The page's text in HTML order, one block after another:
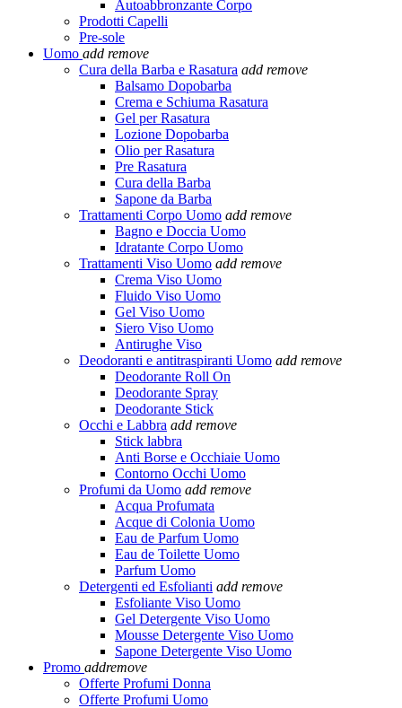
Autoabbronzante Corpo
Prodotti Capelli
Pre-sole
Uomo add remove
Cura della Barba e Rasatura add remove
Balsamo Dopobarba
Crema e Schiuma Rasatura
Gel per Rasatura
Lozione Dopobarba
Olio per Rasatura
Pre Rasatura
Cura della Barba
Sapone da Barba
Trattamenti Corpo Uomo add remove
Bagno e Doccia Uomo
Idratante Corpo Uomo
Trattamenti Viso Uomo add remove
Crema Viso Uomo
Fluido Viso Uomo
Gel Viso Uomo
Siero Viso Uomo
Antirughe Viso
Deodoranti e antitraspiranti Uomo add remove
Deodorante Roll On
Deodorante Spray
Deodorante Stick
Occhi e Labbra add remove
Stick labbra
Anti Borse e Occhiaie Uomo
Contorno Occhi Uomo
Profumi da Uomo add remove
Acqua Profumata
Acque di Colonia Uomo
Eau de Parfum Uomo
Eau de Toilette Uomo
Parfum Uomo
Detergenti ed Esfolianti add remove
Esfoliante Viso Uomo
Gel Detergente Viso Uomo
Mousse Detergente Viso Uomo
Sapone Detergente Viso Uomo
Promo addremove
Offerte Profumi Donna
Offerte Profumi Uomo